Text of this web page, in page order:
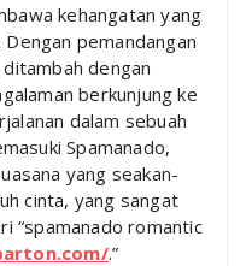
kehangatan yang
pemandangan
dengan
berkunjung ke
dalam sebuah
Spamanado,
yang seakan-
cinta, yang sangat
“spamanado romantic
.”